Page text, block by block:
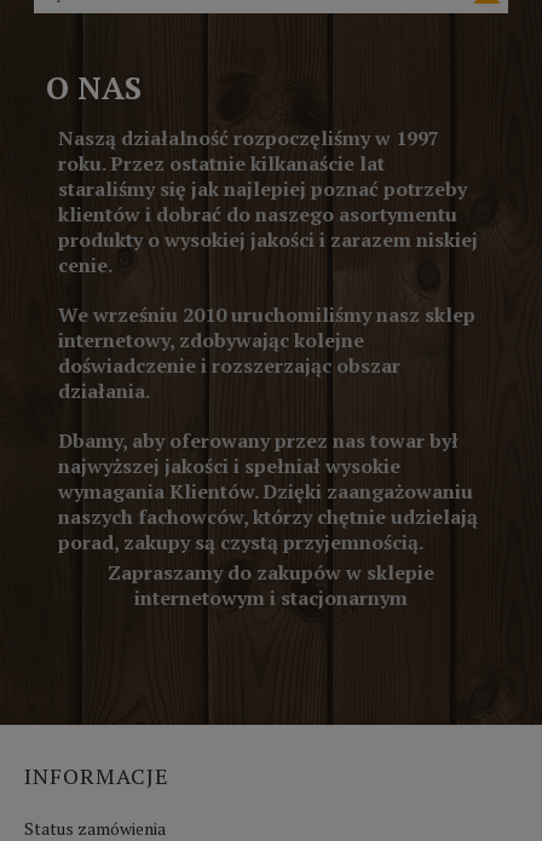
O NAS
Naszą działalność rozpoczęliśmy w 1997
roku. Przez ostatnie kilkanaście lat
staraliśmy się jak najlepiej poznać potrzeby
klientów i dobrać do naszego asortymentu
produkty o wysokiej jakości i zarazem niskiej
cenie.
We wrześniu 2010 uruchomiliśmy nasz sklep
internetowy, zdobywając kolejne
doświadczenie i rozszerzając obszar
działania.
Dbamy, aby oferowany przez nas towar był
najwyższej jakości i spełniał wysokie
wymagania Klientów. Dzięki zaangażowaniu
naszych fachowców, którzy chętnie udzielają
porad, zakupy są czystą przyjemnością.
Zapraszamy do zakupów w sklepie
internetowym i stacjonarnym
INFORMACJE
Status zamówienia